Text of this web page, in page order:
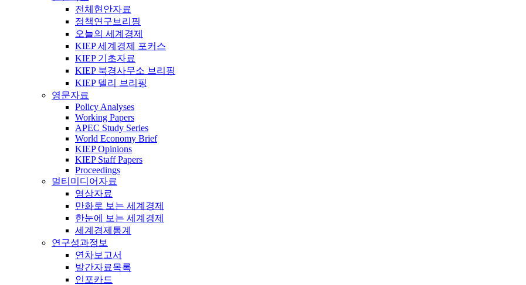
전체현안자료
정책연구브리핑
오늘의 세계경제
KIEP 세계경제 포커스
KIEP 기초자료
KIEP 북경사무소 브리핑
KIEP 델리 브리핑
영문자료
Policy Analyses
Working Papers
APEC Study Series
World Economy Brief
KIEP Opinions
KIEP Staff Papers
Proceedings
멀티미디어자료
영상자료
만화로 보는 세계경제
한눈에 보는 세계경제
세계경제통계
연구성과정보
연차보고서
발간자료목록
인포카드